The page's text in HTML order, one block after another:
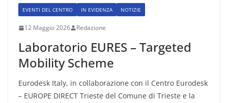
EVENTI DEL CENTRO IN EVIDENZA NOTIZIE
12 Maggio 2026 Redazione
Laboratorio EURES – Targeted
Mobility Scheme
Eurodesk Italy, in collaborazione con il Centro Eurodesk
– EUROPE DIRECT Trieste del Comune di Trieste e la